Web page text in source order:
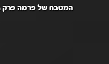
המטבח של פרמה פרק 4